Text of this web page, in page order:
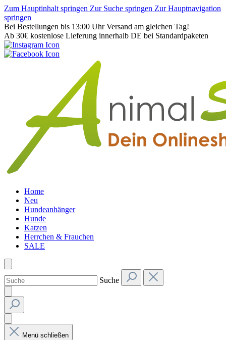
Zum Hauptinhalt springen Zur Suche springen Zur Hauptnavigation
springen
Bei Bestellungen bis 13:00 Uhr Versand am gleichen Tag!
Ab 30€ kostenlose Lieferung innerhalb DE bei Standardpaketen
Home
Neu
Hundeanhänger
Hunde
Katzen
Herrchen & Frauchen
SALE
Suche
Menü schließen